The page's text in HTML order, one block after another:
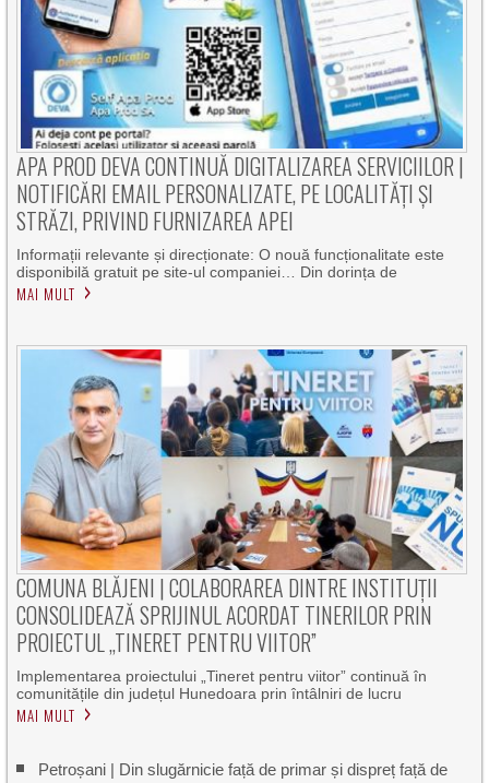
APA PROD DEVA CONTINUĂ DIGITALIZAREA SERVICIILOR |
NOTIFICĂRI EMAIL PERSONALIZATE, PE LOCALITĂȚI ȘI
STRĂZI, PRIVIND FURNIZAREA APEI
Informații relevante și direcționate: O nouă funcționalitate este
disponibilă gratuit pe site-ul companiei… Din dorința de
MAI MULT
COMUNA BLĂJENI | COLABORAREA DINTRE INSTITUȚII
CONSOLIDEAZĂ SPRIJINUL ACORDAT TINERILOR PRIN
PROIECTUL „TINERET PENTRU VIITOR”
Implementarea proiectului „Tineret pentru viitor” continuă în
comunitățile din județul Hunedoara prin întâlniri de lucru
MAI MULT
Petroșani | Din slugărnicie față de primar și dispreț față de